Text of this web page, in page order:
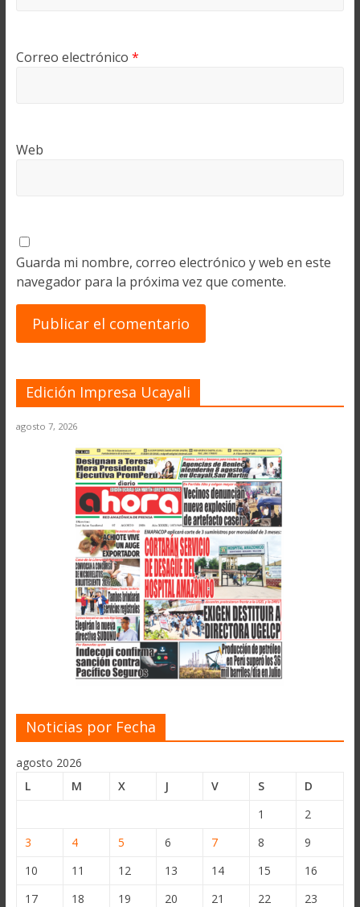
Correo electrónico *
Web
Guarda mi nombre, correo electrónico y web en este
navegador para la próxima vez que comente.
Edición Impresa Ucayali
agosto 7, 2026
Noticias por Fecha
agosto 2026
L
M X J V S
D
1
2
3
4 5 6 7 8
9
10
11 12 13 14 15
16
17
18 19 20 21 22
23